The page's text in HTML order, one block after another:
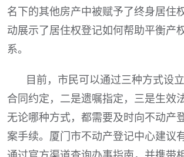
名下的其他房产中被赋予了终身居住
动展示了居住权登记如何帮助平衡产
系。
目前，市民可以通过三种方式设
合同约定，二是遗嘱指定，三是生效
无论哪种方式，都需要及时向不动产
案手续。厦门市不动产登记中心建议